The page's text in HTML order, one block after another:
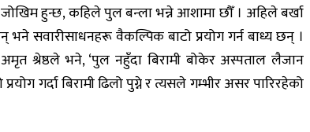
जोखिम हुन्छ, कहिले पुल बन्ला भन्ने आशामा छौँ । अहिले बर्खा
सवारीसाधनहरू वैकल्पिक बाटो प्रयोग गर्न बाध्य छन् ।
अमृत श्रेष्ठले भने, ‘पुल नहुँदा बिरामी बोकेर अस्पताल लैजान
गर्दा बिरामी ढिलो पुग्ने र त्यसले गम्भीर असर पारिरहेको